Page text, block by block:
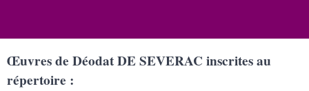
Œuvres de Déodat DE SEVERAC inscrites au
répertoire